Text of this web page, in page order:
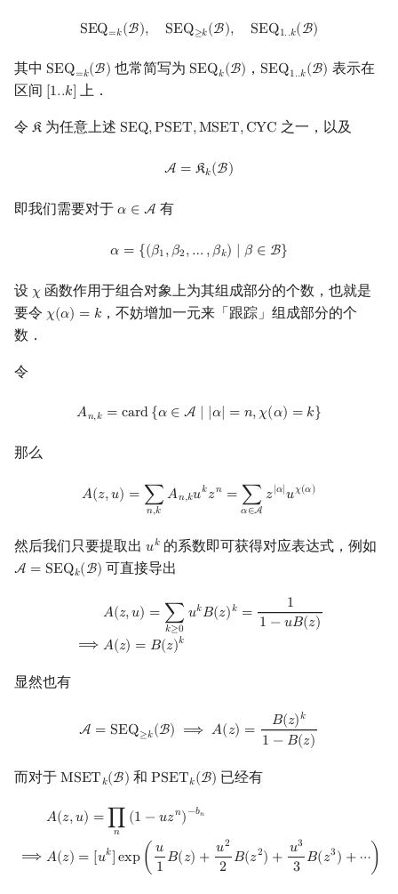
SEQ=𝑘(B), SEQ≥𝑘(B), SEQ1..𝑘(B)
SEQ=k ,SEQ≥ k (B),SEQ1..k(B )
其中 SEQ=𝑘(B)
SEQ=k(B) 也常简写为SEQ𝑘(B)
SEQk(B) ，SEQ1..𝑘(B)
SEQ1..k(B) 表示在
区间 [1..𝑘]
[1..k] 上．
令 𝔎
K 为任意上述SEQ,PSET,MSET,CYC
SEQ,PSET,MSET,CYC 之一，以及
A = 𝔎𝑘(B)
A=Kk( B)
即我们需要对于 𝛼 ∈ A
α∈A 有
𝛼 = {(𝛽1,𝛽2,… ,𝛽𝑘) ∣ 𝛽 ∈ B}
α={(β ,β2 βk)∣ β ∈ B}
设 𝜒
χ 函数作用于组合对象上为其组成部分的个数，也就是
要令 𝜒(𝛼) = 𝑘
χ(α)= k
，不妨增加一元来「跟踪」组成部分的个
数．
令
𝐴𝑛,𝑘 = card{𝛼 ∈ A ∣ |𝛼| = 𝑛,𝜒(𝛼) = 𝑘}
A n,k=card{α ∈ A |α| =n ,χ α)=k}
那么
𝐴(𝑧,𝑢) = ∑
𝑛,𝑘
𝐴𝑛,𝑘𝑢𝑘𝑧𝑛 = ∑
𝛼∈A
𝑧|𝛼|𝑢𝜒(𝛼)
A(z u)=∑n,kA n,k ukzn=∑ α∈Az| α|uχ(α)
然后我们只要提取出 𝑢𝑘
uk 的系数即可获得对应表达式，例如
A = SEQ𝑘(B)
A= SEQk(B) 可直接导出
𝐴(𝑧,𝑢) = ∑
𝑘≥0
𝑢𝑘𝐵(𝑧)𝑘 =
1
1 −𝑢𝐵(𝑧)
⟹ 𝐴(𝑧) = 𝐵(𝑧)𝑘
= ∑ 0u B(z)k 1 1−u B (z )=
显然也有
A = SEQ≥𝑘(B) ⟹ 𝐴(𝑧) = 𝐵(𝑧)𝑘
1 − 𝐵(𝑧)
= SEQ k B = B ( B(z)
而对于 MSET𝑘(B)
MSETk(B) 和PSET𝑘(B)
PSETk(B) 已经有
𝐴(𝑧,𝑢) = ∏
𝑛
(1 −𝑢𝑧𝑛)−𝑏𝑛
⟹ 𝐴(𝑧) = [𝑢𝑘]exp ( 𝑢
1 𝐵(𝑧) + 𝑢2
2 𝐵(𝑧2) + 𝑢3
3 𝐵(𝑧3) + ⋯ )
=∏n (1− uz n − bn ⟹A(z)=[uk